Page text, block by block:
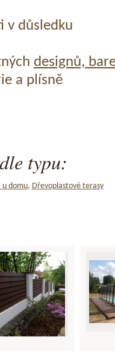
v důsledku
designů,
a plísně
typu:
u domu, Dřevoplastové terasy